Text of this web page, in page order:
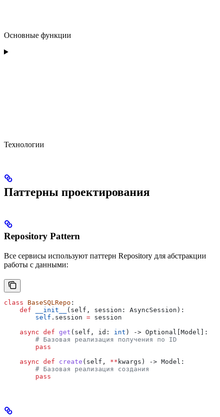
Основные функции
Технологии
Паттерны проектирования
Repository Pattern
Все сервисы используют паттерн Repository для абстракции
работы с данными:
class BaseSQLRepo :
    def
__init__ ( self , session : AsyncSession):
        self
.session = session
    async
def get ( self , id : int ) -> Optional[Model]:
        # Базовая реализация получения по ID
        pass
    async
def create ( self , ** kwargs ) -> Model:
        # Базовая реализация создания
        pass